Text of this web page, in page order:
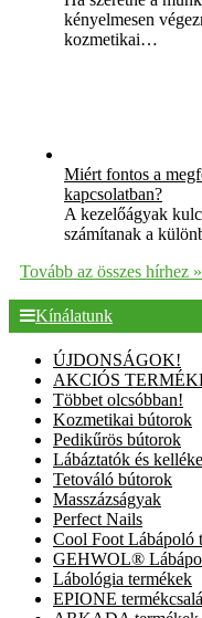
kényelmesen
kozmetikai…
Miért fontos a
kapcsolatban?
A kezelőágyak
számítanak a
Tovább az összes hírhez »
Kínálatunk
ÚJDONSÁGOK!
AKCIÓS
Többet olcsóbban!
Kozmetikai bútorok
Pedikűrös bútorok
Lábáztatók és
Tetováló bútorok
Masszázságyak
Perfect Nails
Cool Foot Lábápoló
GEHWOL®
Lábológia termékek
EPIONE